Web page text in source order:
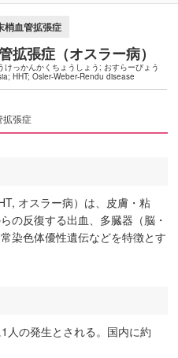
梢血管拡張症
拡張症（オスラー病）
っかんかくちょうしょう; おすらーびょう
HHT; Osler-Weber-Rendu disease
拡張症
オスラー病）は、皮膚・粘
の反復する出血、多臓器（脳・
染色体優性遺伝などを特徴とす
人の発生とされる。国内に約